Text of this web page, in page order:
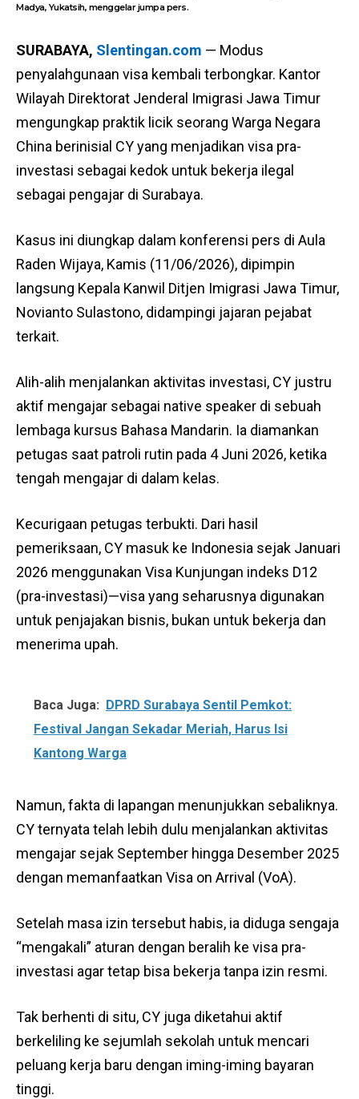
Madya, Yukatsih, menggelar jumpa pers.
SURABAYA, Slentingan.com — Modus
penyalahgunaan visa kembali terbongkar. Kantor
Wilayah Direktorat Jenderal Imigrasi Jawa Timur
mengungkap praktik licik seorang Warga Negara
China berinisial CY yang menjadikan visa pra-
investasi sebagai kedok untuk bekerja ilegal
sebagai pengajar di Surabaya.
Kasus ini diungkap dalam konferensi pers di Aula
Raden Wijaya, Kamis (11/06/2026), dipimpin
langsung Kepala Kanwil Ditjen Imigrasi Jawa Timur,
Novianto Sulastono, didampingi jajaran pejabat
terkait.
Alih-alih menjalankan aktivitas investasi, CY justru
aktif mengajar sebagai native speaker di sebuah
lembaga kursus Bahasa Mandarin. Ia diamankan
petugas saat patroli rutin pada 4 Juni 2026, ketika
tengah mengajar di dalam kelas.
Kecurigaan petugas terbukti. Dari hasil
pemeriksaan, CY masuk ke Indonesia sejak Januari
2026 menggunakan Visa Kunjungan indeks D12
(pra-investasi)—visa yang seharusnya digunakan
untuk penjajakan bisnis, bukan untuk bekerja dan
menerima upah.
Baca Juga:
DPRD Surabaya Sentil Pemkot:
Festival Jangan Sekadar Meriah, Harus Isi
Kantong Warga
Namun, fakta di lapangan menunjukkan sebaliknya.
CY ternyata telah lebih dulu menjalankan aktivitas
mengajar sejak September hingga Desember 2025
dengan memanfaatkan Visa on Arrival (VoA).
Setelah masa izin tersebut habis, ia diduga sengaja
“mengakali” aturan dengan beralih ke visa pra-
investasi agar tetap bisa bekerja tanpa izin resmi.
Tak berhenti di situ, CY juga diketahui aktif
berkeliling ke sejumlah sekolah untuk mencari
peluang kerja baru dengan iming-iming bayaran
tinggi.